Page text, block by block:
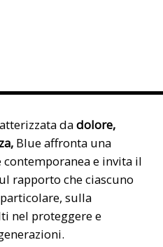
dadolore,
Blue affronta una
e invita il
rapporto che ciascuno
sulla
nel proteggere e